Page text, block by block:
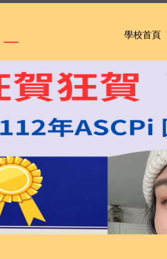
學校首頁